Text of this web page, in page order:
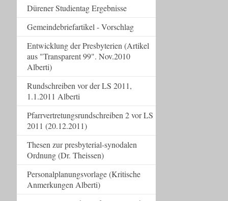
Dürener Studientag Ergebnisse
Gemeindebriefartikel - Vorschlag
Entwicklung der Presbyterien (Artikel
aus "Transparent 99". Nov.2010
Alberti)
Rundschreiben vor der LS 2011,
1.1.2011 Alberti
Pfarrvertretungsrundschreiben 2 vor LS
2011 (20.12.2011)
Thesen zur presbyterial-synodalen
Ordnung (Dr. Theissen)
Personalplanungsvorlage (Kritische
Anmerkungen Alberti)